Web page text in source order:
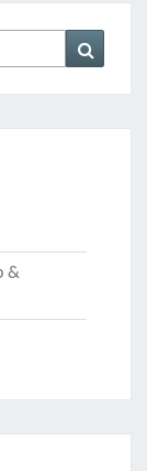
&